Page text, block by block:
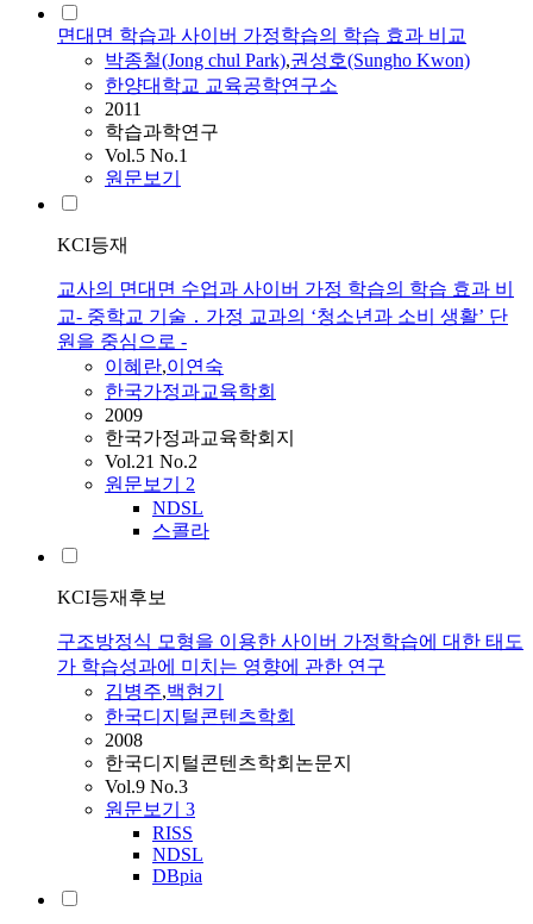
면대면 학습과 사이버 가정학습의 학습 효과 비교
박종철(Jong chul Park),권성호(Sungho Kwon)
한양대학교 교육공학연구소
2011
학습과학연구
Vol.5 No.1
원문보기
KCI등재
교사의 면대면 수업과 사이버 가정 학습의 학습 효과 비
교- 중학교 기술 ․ 가정 교과의 ‘청소년과 소비 생활’ 단
원을 중심으로 -
이혜란,이연숙
한국가정과교육학회
2009
한국가정과교육학회지
Vol.21 No.2
원문보기 2
NDSL
스콜라
KCI등재후보
구조방정식 모형을 이용한 사이버 가정학습에 대한 태도
가 학습성과에 미치는 영향에 관한 연구
김병주,백현기
한국디지털콘텐츠학회
2008
한국디지털콘텐츠학회논문지
Vol.9 No.3
원문보기 3
RISS
NDSL
DBpia